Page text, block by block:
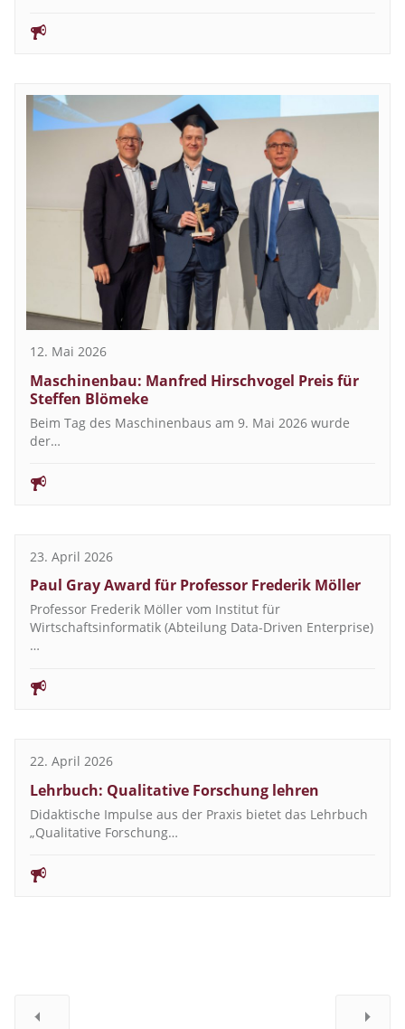
12. Mai 2026
Maschinenbau: Manfred Hirschvogel Preis für
Steffen Blömeke
Beim Tag des Maschinenbaus am 9. Mai 2026 wurde
der…
23. April 2026
Paul Gray Award für Professor Frederik Möller
Professor Frederik Möller vom Institut für
Wirtschaftsinformatik (Abteilung Data-Driven Enterprise)
…
22. April 2026
Lehrbuch: Qualitative Forschung lehren
Didaktische Impulse aus der Praxis bietet das Lehrbuch
„Qualitative Forschung…